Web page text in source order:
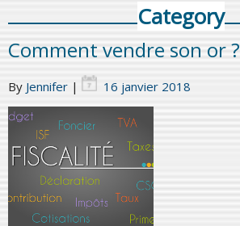
Category
Comment vendre son or ?
By Jennifer | 16 janvier 2018